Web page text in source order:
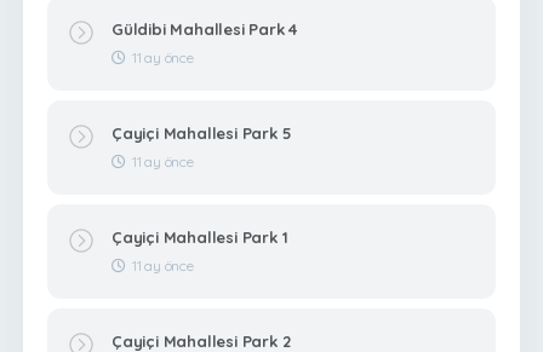
Güldibi Mahallesi Park 4
11 ay önce
Çayiçi Mahallesi Park 5
11 ay önce
Çayiçi Mahallesi Park 1
11 ay önce
Çayiçi Mahallesi Park 2